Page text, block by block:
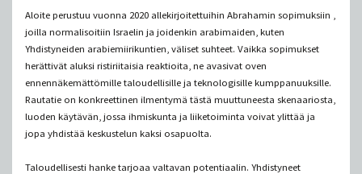
Aloite perustuu vuonna 2020 allekirjoitettuihin Abrahamin sopimuksiin ,
joilla normalisoitiin Israelin ja joidenkin arabimaiden, kuten
Yhdistyneiden arabiemiirikuntien, väliset suhteet. Vaikka sopimukset
herättivät aluksi ristiriitaisia ​​​​reaktioita, ne avasivat oven
ennennäkemättömille taloudellisille ja teknologisille kumppanuuksille.
Rautatie on konkreettinen ilmentymä tästä muuttuneesta skenaariosta,
luoden käytävän, jossa ihmiskunta ja liiketoiminta voivat ylittää ja
jopa yhdistää keskustelun kaksi osapuolta.
Taloudellisesti hanke tarjoaa valtavan potentiaalin. Yhdistyneet